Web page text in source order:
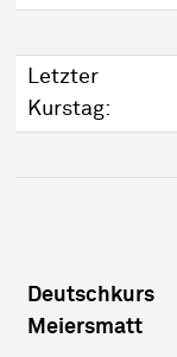
Letzter
Kurstag:
Deutschkurs
Meiersmatt